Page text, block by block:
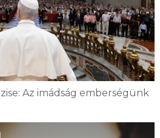
Az imádság emberségünk